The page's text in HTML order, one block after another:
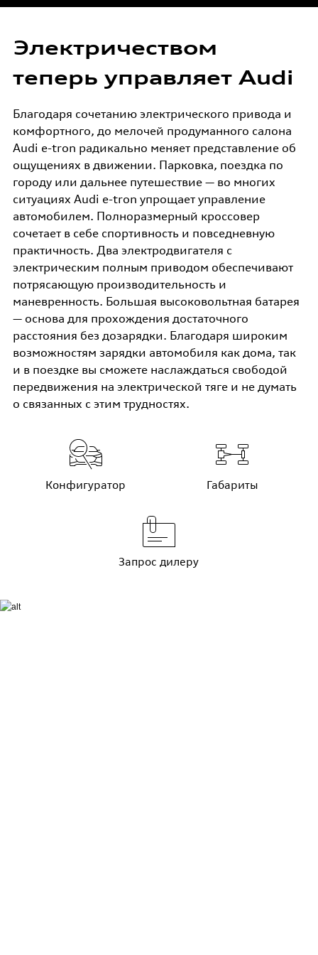
Корпоративным клиентам
Audi аксессуары
Гарантия Audi
Audi Assistance
Электричеством
теперь управляет Audi
Благодаря сочетанию электрического привода и
комфортного, до мелочей продуманного салона
Audi e-tron радикально меняет представление об
ощущениях в движении. Парковка, поездка по
городу или дальнее путешествие — во многих
ситуациях Audi e-tron упрощает управление
автомобилем. Полноразмерный кроссовер
сочетает в себе спортивность и повседневную
практичность. Два электродвигателя с
электрическим полным приводом обеспечивают
потрясающую производительность и
маневренность. Большая высоковольтная батарея
— основа для прохождения достаточного
расстояния без дозарядки. Благодаря широким
возможностям зарядки автомобиля как дома, так
и в поездке вы сможете наслаждаться свободой
передвижения на электрической тяге и не думать
о связанных с этим трудностях.
Конфигуратор Габариты
Запрос дилеру